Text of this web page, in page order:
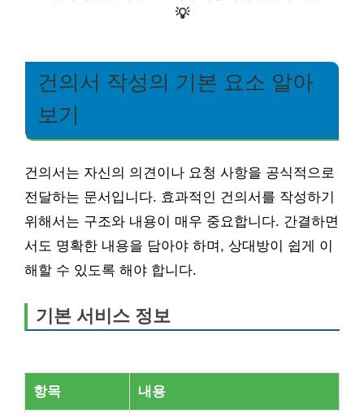
💡
건의서 작성의 기본 요소 알아
보기
건의서는 자신의 의견이나 요청 사항을 공식적으로
전달하는 문서입니다. 효과적인 건의서를 작성하기
위해서는 구조와 내용이 매우 중요합니다. 간결하면
서도 명확한 내용을 담아야 하며, 상대방이 쉽게 이
해할 수 있도록 해야 합니다.
기본 서비스 정보
항목 내용